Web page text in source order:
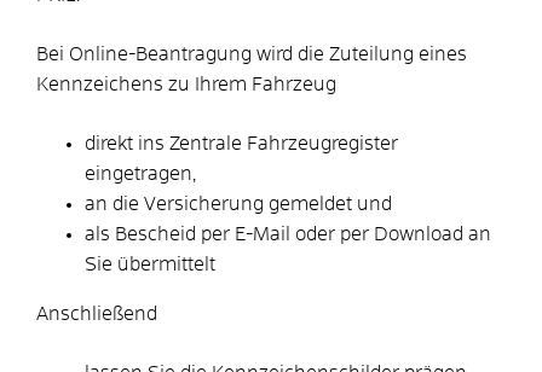
Bei Online-Beantragung wird die Zuteilung eines
Kennzeichens zu Ihrem Fahrzeug
direkt ins Zentrale Fahrzeugregister
eingetragen,
an die Versicherung gemeldet und
als Bescheid per E-Mail oder per Download an
Sie übermittelt
Anschließend